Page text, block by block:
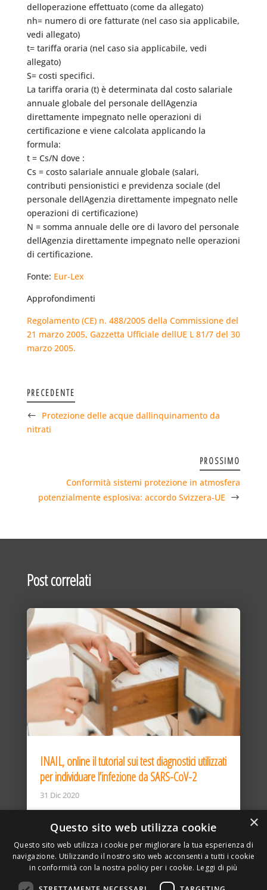
delloperazione effettuato (come da allegato)
nh= numero di ore fatturate (nel caso sia applicabile,
vedi allegato)
t= tariffa oraria (nel caso sia applicabile, vedi
allegato)
S= costi specifici.
La tariffa oraria (t) è determinata dal costo salariale
annuale globale del personale dellAgenzia
direttamente impegnato nelle operazioni di
certificazione e viene calcolata applicando la
formula:
t = Cs/N dove :
Cs = costo salariale annuale globale (salari,
contributi pensionistici e previdenza sociale (del
personale dellAgenzia direttamente impegnato nelle
operazioni di certificazione)
N = somma annuale delle ore di lavoro del personale
dellAgenzia direttamente impegnato nelle operazioni
di certificazione.
Fonte: Eur-Lex
Approfondimenti
Regolamento (CE) n. 488/2005 della Commissione del
21 marzo 2005, Gazzetta Ufficiale dellUE L 81/7 del 30
marzo 2005.
PRECEDENTE
Protezione delle acque dallinquinamento da
nitrati
PROSSIMO
Conformità sistemi protezione in atmosfera
potenzialmente esplosiva: accordo Svizzera-UE
Post correlati
INAIL, online il tutorial sui test diagnostici utilizzati
per individuare l’infezione da SARS-CoV-2
31 Dic 2020
×
Questo sito web utilizza cookie
Questo sito web utilizza i cookie per migliorare la tua esperienza di
navigazione. Utilizzando il nostro sito web acconsenti a tutti i cookie
in conformità con la nostra policy per i cookie. Leggi di più